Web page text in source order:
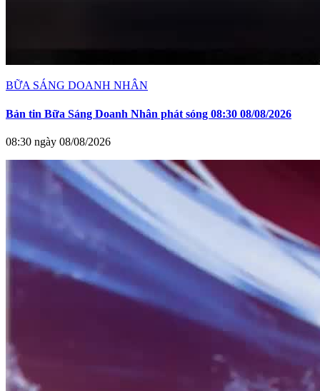
BỮA SÁNG DOANH NHÂN
Bản tin Bữa Sáng Doanh Nhân phát sóng 08:30 08/08/2026
08:30 ngày 08/08/2026